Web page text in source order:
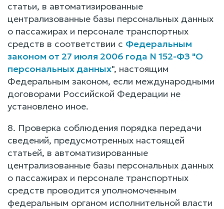
статьи, в автоматизированные
централизованные базы персональных данных
о пассажирах и персонале транспортных
средств в соответствии с Федеральным
законом от 27 июля 2006 года N 152-ФЗ "О
персональных данных", настоящим
Федеральным законом, если международными
договорами Российской Федерации не
установлено иное.
8. Проверка соблюдения порядка передачи
сведений, предусмотренных настоящей
статьей, в автоматизированные
централизованные базы персональных данных
о пассажирах и персонале транспортных
средств проводится уполномоченным
федеральным органом исполнительной власти